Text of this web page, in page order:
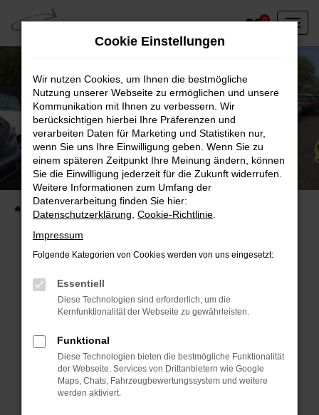
Zum
Hauptinhalt
springen
0
Unser Fahrzeugbestand vor Ort
Entdecken Sie unsere sofort verfügbaren
Fahrzeugangebote
Fehler: Network Error
Beim Laden ist ein Fehler aufgetreten.
Hier sind ein paar Tipps, die dir helfen können:
Überprüfe deine Firewall und deine
Internetverbindung.
Laden andere Webseiten, zum Beispiel deine
Suchmaschine?
Cookie Einstellungen
Wir nutzen Cookies, um Ihnen die bestmögliche
Nutzung unserer Webseite zu ermöglichen und unsere
Kommunikation mit Ihnen zu verbessern. Wir
berücksichtigen hierbei Ihre Präferenzen und
verarbeiten Daten für Marketing und Statistiken nur,
wenn Sie uns Ihre Einwilligung geben. Wenn Sie zu
einem späteren Zeitpunkt Ihre Meinung ändern, können
Sie die Einwilligung jederzeit für die Zukunft widerrufen.
Weitere Informationen zum Umfang der
Datenverarbeitung finden Sie hier:
Datenschutzerklärung Cookie-Richtlinie
Impressum
Folgende Kategorien von Cookies werden von uns eingesetzt:
Essentiell
Diese Technologien sind erforderlich, um die
Kernfunktionalität der Webseite zu gewährleisten.
Funktional
Diese Technologien bieten die bestmögliche Funktionalität
der Webseite. Services von Drittanbietern wie Google
Maps, Chats, Fahrzeugbewertungssystem und weitere
werden aktiviert.